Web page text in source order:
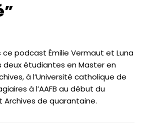
ce podcast Émilie Vermaut et Luna
deux étudiantes en Master en
à l’Université catholique de
à l’AAFB au début du
de quarantaine.